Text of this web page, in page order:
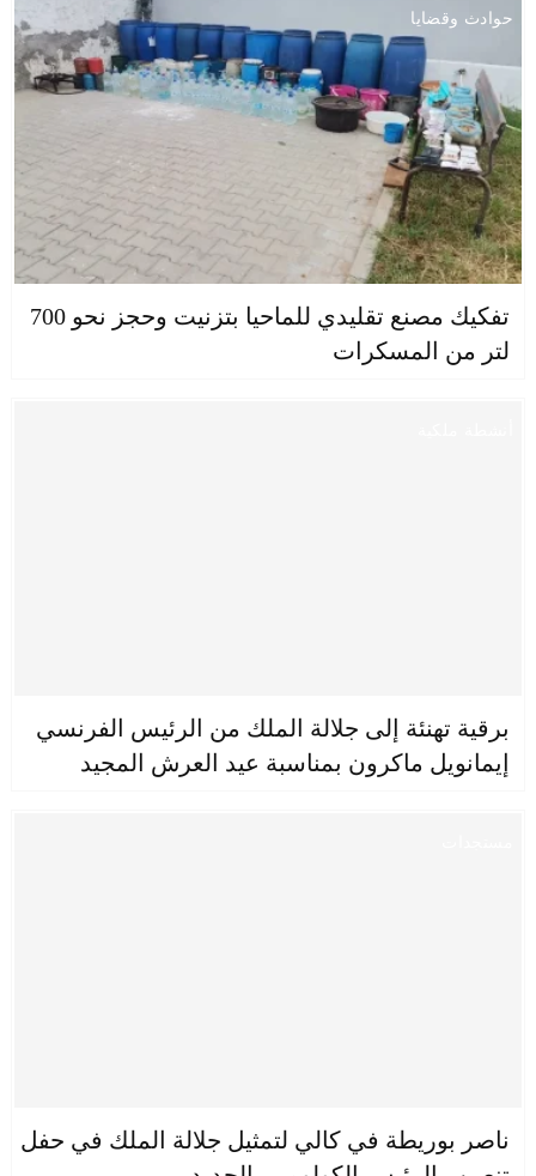
حوادث وقضايا
تفكيك مصنع تقليدي للماحيا بتزنيت وحجز نحو 700
لتر من المسكرات
برقية تهنئة إلى جلالة الملك من الرئيس الفرنسي
إيمانويل ماكرون بمناسبة عيد العرش المجيد
ناصر بوريطة في كالي لتمثيل جلالة الملك في حفل